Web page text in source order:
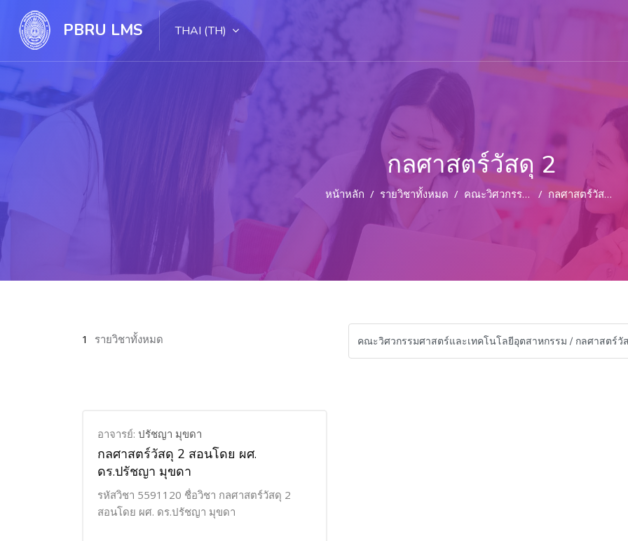
PBRU LMS THAI ‎(TH)‎
กลศาสตร์วัสดุ 2
หน้าหลัก รายวิชาทั้งหมด คณะวิศวกรรมศาสตร์และเทคโนโลยีอุตสาหกรรม กลศาสตร์วัสดุ 2
1
รายวิชาทั้งหมด
อาจารย์: ปรัชญา มุขดา
กลศาสตร์วัสดุ 2 สอนโดย ผศ.
ดร.ปรัชญา มุขดา
รหัสวิชา 5591120 ชื่อวิชา กลศาสตร์วัสดุ 2
สอนโดย ผศ. ดร.ปรัชญา มุขดา